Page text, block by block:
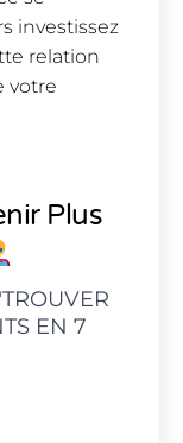
investissez
relation
votre
Plus
TROUVER
EN 7